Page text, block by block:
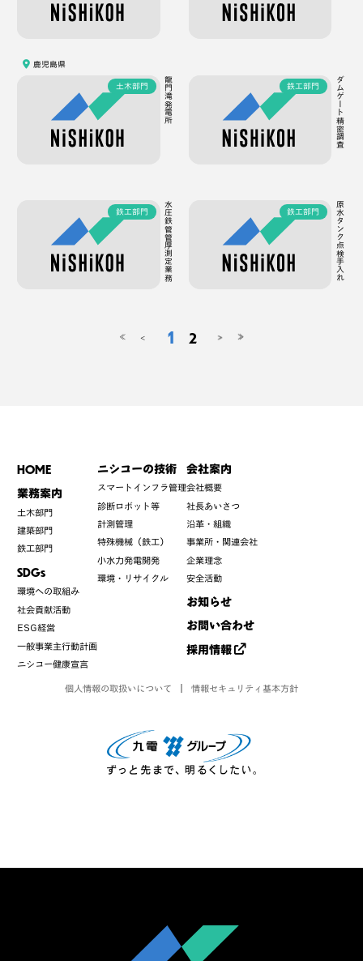
鹿児島県
龍門滝発電所
土木部門 ダムゲート精密調査
鉄工部門
水圧鉄管管厚測定業務
鉄工部門 原水タンク点検手入れ
鉄工部門
≪ < 1 2 > ≫
HOME
業務案内
土木部門
建築部門
鉄工部門
SDGs
環境への取組み
社会貢献活動
ESG経営
一般事業主行動計画
ニシコー健康宣言
ニシコーの技術
スマートインフラ管理
診断ロボット等
計測管理
特殊機械（鉄工）
小水力発電開発
環境・リサイクル
会社案内
会社概要
社長あいさつ
沿革・組織
事業所・関連会社
企業理念
安全活動
お知らせ
お問い合わせ
採用情報
個人情報の取扱いについて 情報セキュリティ基本方針